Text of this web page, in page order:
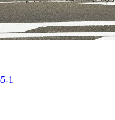
1